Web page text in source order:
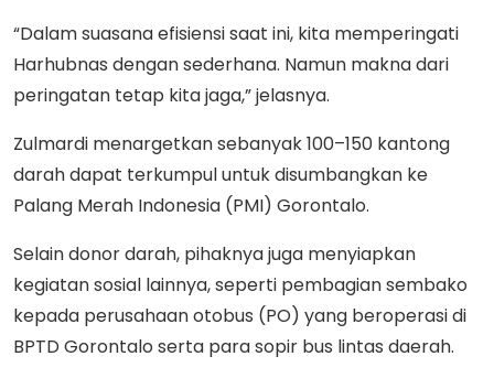
“Dalam suasana efisiensi saat ini, kita memperingati
Harhubnas dengan sederhana. Namun makna dari
peringatan tetap kita jaga,” jelasnya.
Zulmardi menargetkan sebanyak 100–150 kantong
darah dapat terkumpul untuk disumbangkan ke
Palang Merah Indonesia (PMI) Gorontalo.
Selain donor darah, pihaknya juga menyiapkan
kegiatan sosial lainnya, seperti pembagian sembako
kepada perusahaan otobus (PO) yang beroperasi di
BPTD Gorontalo serta para sopir bus lintas daerah.